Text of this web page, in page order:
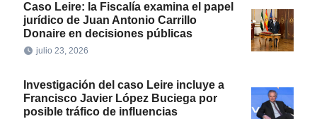
Caso Leire: la Fiscalía examina el papel
jurídico de Juan Antonio Carrillo
Donaire en decisiones públicas
julio 23, 2026
Investigación del caso Leire incluye a
Francisco Javier López Buciega por
posible tráfico de influencias